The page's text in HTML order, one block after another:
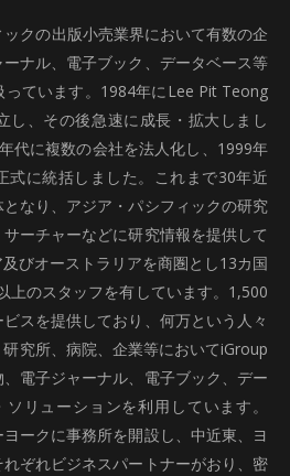
クの出版小売業界において有数の企
ナル、電子ブック、データベース等
ています。1984年にLee Pit Teong
し、その後急速に成長・拡大しまし
代に複数の会社を法人化し、1999年
式に統括しました。これまで30年近
なり、アジア・パシフィックの研究
ーチャーなどに研究情報を提供して
びオーストラリアを商圏とし13カ国
上のスタッフを有しています。1,500
スを提供しており、何万という人々
究所、病院、企業等においてiGroup
電子ジャーナル、電子ブック、デー
リューションを利用しています。
ークに事務所を開設し、中近東、ヨ
ぞれビジネスパートナーがおり、密